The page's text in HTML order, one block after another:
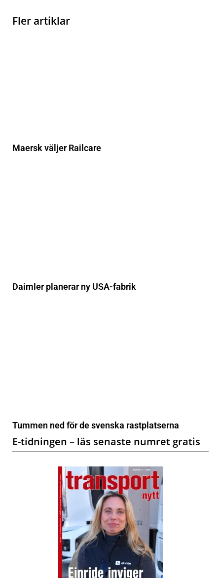
Fler artiklar
Maersk väljer Railcare
Daimler planerar ny USA-fabrik
Tummen ned för de svenska rastplatserna
E-tidningen – läs senaste numret gratis